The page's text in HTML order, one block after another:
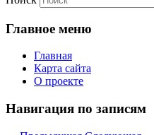
Главное меню
Главная
Карта сайта
О проекте
Навигация по записям